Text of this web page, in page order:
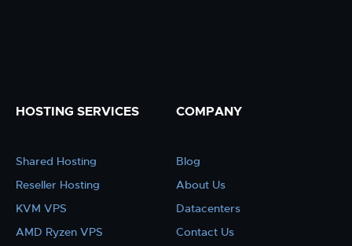
HOSTING SERVICES
Shared Hosting
Reseller Hosting
KVM VPS
AMD Ryzen VPS
COMPANY
Blog
About Us
Datacenters
Contact Us